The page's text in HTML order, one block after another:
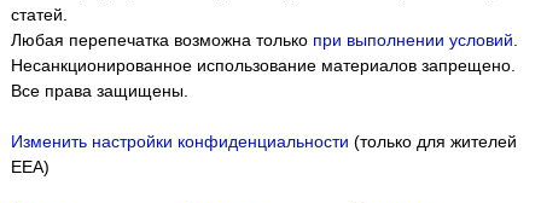
статей.
Любая перепечатка возможна только при выполнении условий
Несанкционированное использование материалов запрещено.
Все права защищены.
Изменить настройки конфиденциальности (только для жителей
EEA)